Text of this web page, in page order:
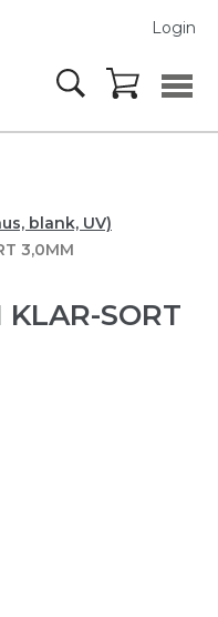
Login
blank, UV)
3,0MM
KLAR-SORT